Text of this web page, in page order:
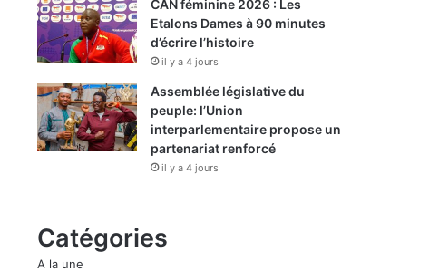
CAN féminine 2026 : Les
Etalons Dames à 90 minutes
d’écrire l’histoire
il y a 4 jours
Assemblée législative du
peuple: l’Union
interparlementaire propose un
partenariat renforcé
il y a 4 jours
Catégories
A la une